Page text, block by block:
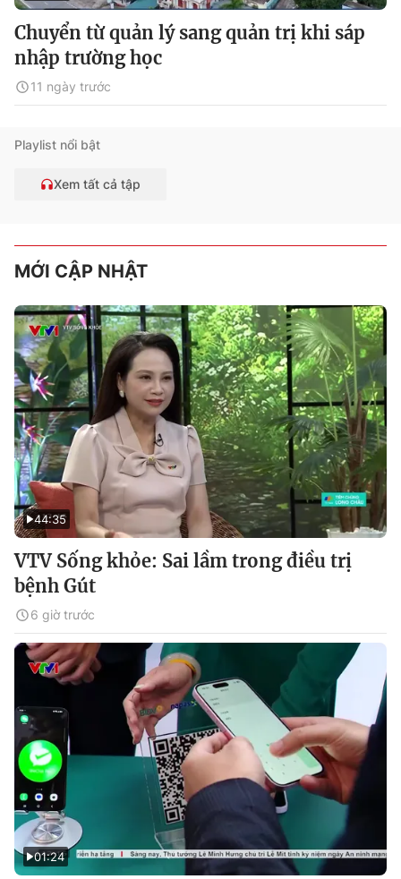
Chuyển từ quản lý sang quản trị khi sáp
nhập trường học
11 ngày trước
Playlist nổi bật
Xem tất cả tập
MỚI CẬP NHẬT
44:35
VTV Sống khỏe: Sai lầm trong điều trị
bệnh Gút
6 giờ trước
01:24